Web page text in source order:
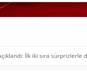
İlk iki sıra sürprizlerle